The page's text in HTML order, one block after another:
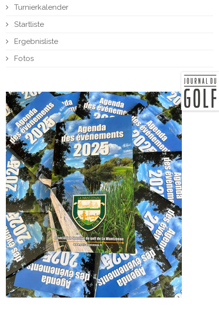
Turnierkalender
Startliste
Ergebnisliste
Fotos